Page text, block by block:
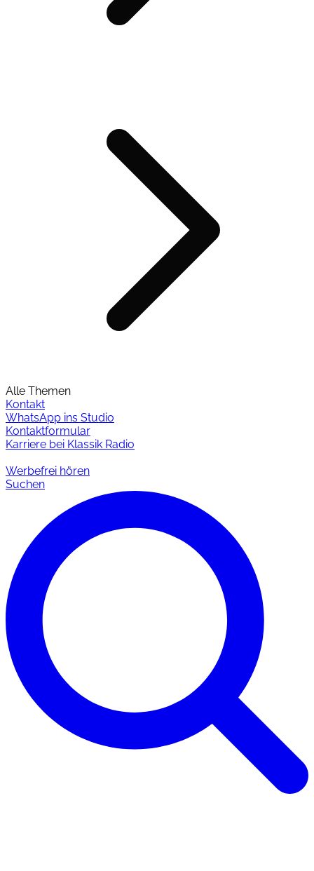
Alle Themen
Kontakt
WhatsApp ins Studio
Kontaktformular
Karriere bei Klassik Radio
Werbefrei hören
Suchen